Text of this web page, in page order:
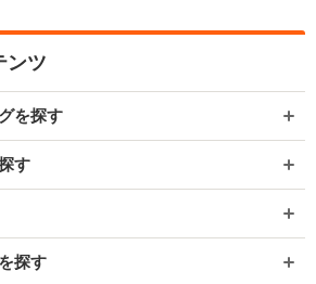
ンツ
を探す
す
探す